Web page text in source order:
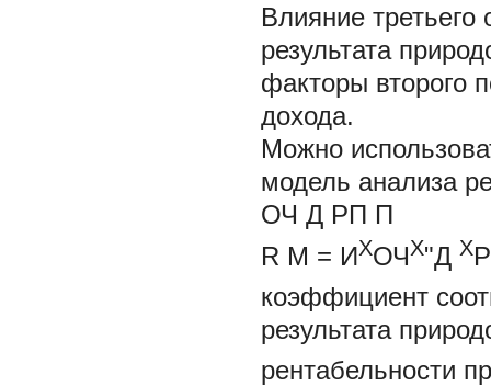
Влияние
результата
факторы второго
дохода.
Можно
модель анализа
ОЧ Д РП П
R M = ИXОЧX"Д X
коэффициент
результата
рентабельности